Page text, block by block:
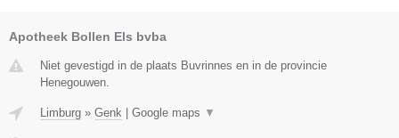
Apotheek Bollen Els bvba
Niet gevestigd in de plaats Buvrinnes en in de provincie
Henegouwen.
Limburg » Genk Google maps ▼